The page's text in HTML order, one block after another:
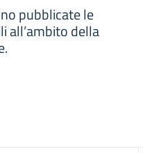
pubblicate le
all’ambito della